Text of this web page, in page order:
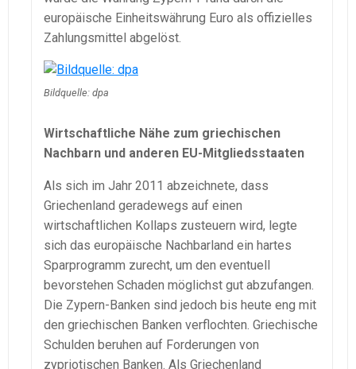
europäische Einheitswährung Euro als offizielles
Zahlungsmittel abgelöst.
Bildquelle: dpa
Wirtschaftliche Nähe zum griechischen
Nachbarn und anderen EU-Mitgliedsstaaten
Als sich im Jahr 2011 abzeichnete, dass
Griechenland geradewegs auf einen
wirtschaftlichen Kollaps zusteuern wird, legte
sich das europäische Nachbarland ein hartes
Sparprogramm zurecht, um den eventuell
bevorstehen Schaden möglichst gut abzufangen.
Die Zypern-Banken sind jedoch bis heute eng mit
den griechischen Banken verflochten. Griechische
Schulden beruhen auf Forderungen von
zypriotischen Banken. Als Griechenland